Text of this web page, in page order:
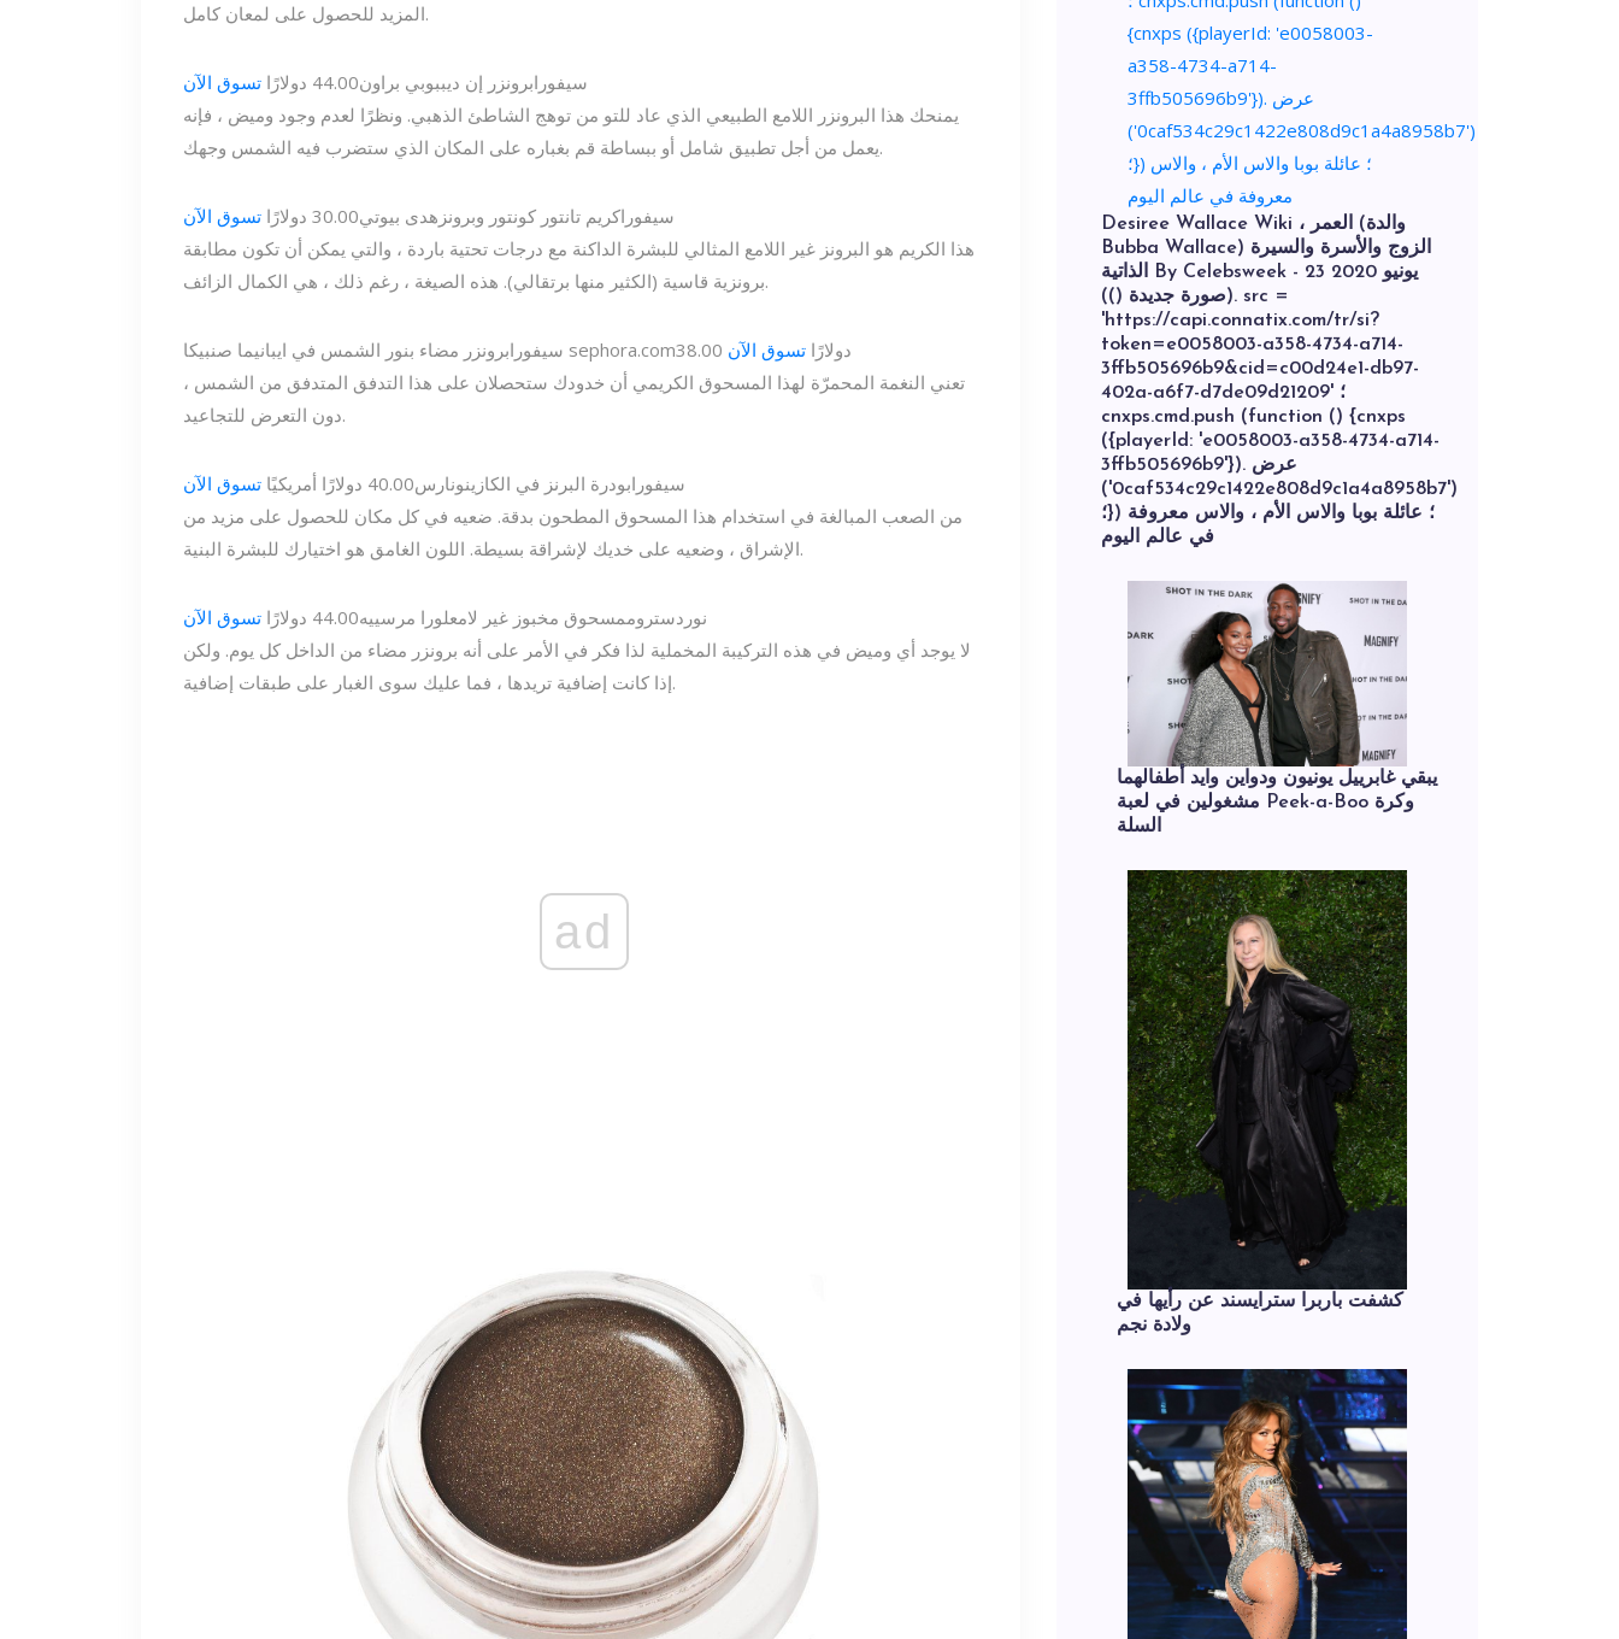
المزيد للحصول على لمعان كامل.
سيفورابرونزر إن ديببوبي براون44.00 دولارًا
تسوق الآن
يمنحك هذا البرونزر اللامع الطبيعي الذي عاد للتو من توهج الشاطئ الذهبي. ونظرًا لعدم وجود وميض ، فإنه
يعمل من أجل تطبيق شامل أو ببساطة قم بغباره على المكان الذي ستضرب فيه الشمس وجهك.
سيفوراكريم تانتور كونتور وبرونز هدى بيوتي30.00 دولارًا
تسوق الآن
هذا الكريم هو البرونز غير اللامع المثالي للبشرة الداكنة مع درجات تحتية باردة ، والتي يمكن أن تكون مطابقة
برونزية قاسية (الكثير منها برتقالي). هذه الصيغة ، رغم ذلك ، هي الكمال الزائف.
سيفورابرونزر مضاء بنور الشمس في ايبانيما صنبيكا sephora.com 38.00 دولارًا تسوق الآن
تعني النغمة المحمرّة لهذا المسحوق الكريمي أن خدودك ستحصلان على هذا التدفق المتدفق من الشمس ،
دون التعرض للتجاعيد.
سيفورابودرة البرنز في الكازينونارس40.00 دولارًا أمريكيًا
تسوق الآن
من الصعب المبالغة في استخدام هذا المسحوق المطحون بدقة. ضعيه في كل مكان للحصول على مزيد من
الإشراق ، وضعيه على خديك لإشراقة بسيطة. اللون الغامق هو اختيارك للبشرة البنية.
نوردستروممسحوق مخبوز غير لامعلورا مرسييه44.00 دولارًا
تسوق الآن
لا يوجد أي وميض في هذه التركيبة المخملية لذا فكر في الأمر على أنه برونزر مضاء من الداخل كل يوم. ولكن
إذا كانت إضافية تريدها ، فما عليك سوى الغبار على طبقات إضافية.
ad
Desiree Wallace Wiki ، العمر (والدة
Bubba Wallace) الزوج والأسرة والسيرة
الذاتية By Celebsweek - 23 يونيو 2020
(صورة جديدة ()). src =
'https://capi.connatix.com/tr/si?
token=e0058003-a358-4734-a714-
3ffb505696b9&cid=c00d24e1-db97-
402a-a6f7-d7de09d21209' ؛
cnxps.cmd.push (function () {cnxps
({playerId: 'e0058003-a358-4734-a714-
3ffb505696b9'}). عرض
('0caf534c29c1422e808d9c1a4a8958b7')
؛}) ؛ عائلة بوبا والاس الأم ، والاس معروفة
في عالم اليوم
يبقي غابرييل يونيون ودواين وايد أطفالهما
مشغولين في لعبة Peek-a-Boo وكرة
السلة
كشفت باربرا سترايسند عن رأيها في
ولادة نجم